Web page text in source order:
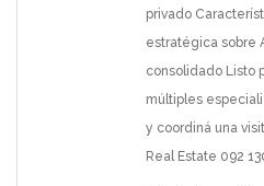
privado
estratégica sobre
consolidado Listo
múltiples
y coordiná una
Real Estate 092